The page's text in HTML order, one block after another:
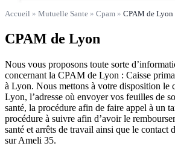
Accueil » Mutuelle Sante » Cpam » CPAM de Lyon
CPAM de Lyon
Nous vous proposons toute sorte
concernant la CPAM de Lyon : Caisse
à Lyon. Nous mettons à votre disposition le
Lyon, l’adresse où envoyer vos feuilles de
santé, la procédure afin de faire appel à un
procédure à suivre afin d’avoir le
santé et arrêts de travail ainsi que le contact
sur Ameli 35.